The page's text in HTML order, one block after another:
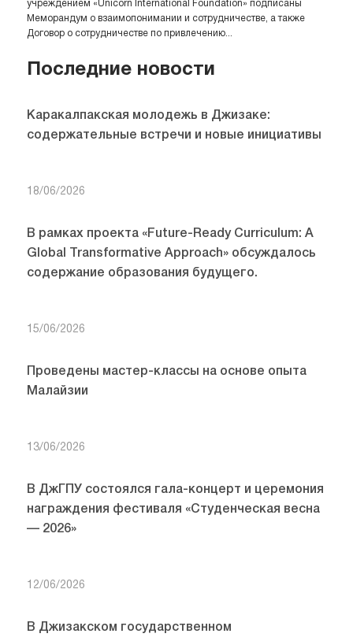
учреждением «Unicorn International Foundation» подписаны
Меморандум о взаимопонимании и сотрудничестве, а также
Договор о сотрудничестве по привлечению...
Последние новости
Каракалпакская молодежь в Джизаке:
содержательные встречи и новые инициативы
18/06/2026
В рамках проекта «Future-Ready Curriculum: A
Global Transformative Approach» обсуждалось
содержание образования будущего.
15/06/2026
Проведены мастер-классы на основе опыта
Малайзии
13/06/2026
В ДжГПУ состоялся гала-концерт и церемония
награждения фестиваля «Студенческая весна
— 2026»
12/06/2026
В Джизакском государственном